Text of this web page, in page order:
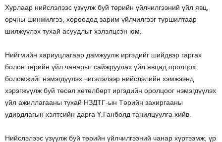
Хурлаар нийслэлээс үзүүлж буй төрийн үйлчилгээний үйл явц,
орчны шинжилгээ, хороодод зарим үйлчилгээг туршилтаар
шилжүүлэх тухай асуудлыг хэлэлцсэн юм.
Нийгмийн хариуцлагаар дамжуулж иргэдийг шийдвэр гаргах
болон төрийн үйл чанарыг сайжруулах үйл явцад оролцох
боломжийг нэмэгдүүлэх чигэлэлээр нийслэлийн хэмжээнд
хэрэгжүүлж буй төсөл хөтөлбөрт иргэдийн оролцоог нэмэгдүүлэх
үйл ажиллагааны тухай НЗДТГ-ын Төрийн захиргааны
удирдлагын хэлтсийн дарга Ү.Ганболд танилцуулга хийв.
Нийслэлээс үзүүлж буй төрийн үйлчилгээний чанар хүртээмж, үр